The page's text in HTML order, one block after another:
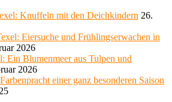
Knuffeln mit den Deichkindern 26.
Eiersuche und Frühlingserwachen in
2026
Ein Blumenmeer aus Tulpen und
2026
einer ganz besonderen Saison